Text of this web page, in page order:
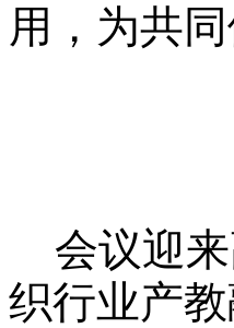
用，为共
会议迎
织行业产